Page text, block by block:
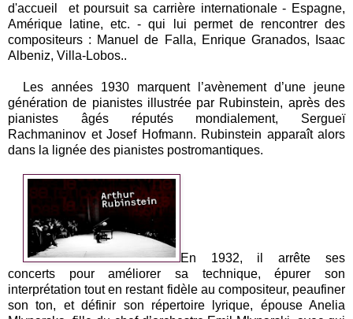
d'accueil et poursuit sa carrière internationale - Espagne,
Amérique latine, etc. - qui lui permet de rencontrer des
compositeurs : Manuel de Falla, Enrique Granados, Isaac
Albeniz, Villa-Lobos..
Les années 1930 marquent l’avènement d’une jeune
génération de pianistes illustrée par Rubinstein, après des
pianistes âgés réputés mondialement, Sergueï
Rachmaninov et Josef Hofmann. Rubinstein apparaît alors
dans la lignée des pianistes postromantiques.
En 1932, il arrête ses
concerts pour améliorer sa technique, épurer son
interprétation tout en restant fidèle au compositeur, peaufiner
son ton, et définir son répertoire lyrique, épouse Anelia